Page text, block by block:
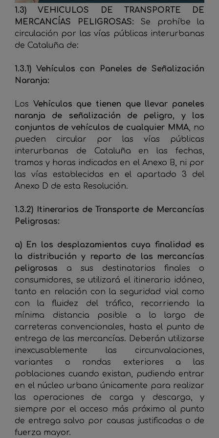
1.3) VEHICULOS DE TRANSPORTE DE
MERCANCÍAS PELIGROSAS: Se prohíbe la
circulación por las vías públicas interurbanas
de Cataluña de:
1.3.1) Vehículos con Paneles de Señalización
Naranja:
Los Vehículos que tienen que llevar paneles
naranja de señalización de peligro, y los
conjuntos de vehículos de cualquier MMA , no
pueden circular por las vías públicas
interurbanas de Cataluña en las fechas,
tramos y horas indicados en el Anexo B, ni por
las vías establecidas en el apartado 3 del
Anexo D de esta Resolución.
1.3.2) Itinerarios de Transporte de Mercancías
Peligrosas:
a) En los desplazamientos cuya finalidad es
la distribución y reparto de las mercancías
peligrosas a sus destinatarios finales o
consumidores, se utilizará el itinerario idóneo,
tanto en relación con la seguridad vial como
con la fluidez del tráfico, recorriendo la
mínima distancia posible a lo largo de
carreteras convencionales, hasta el punto de
entrega de las mercancías. Deberán utilizarse
inexcusablemente las circunvalaciones,
variantes o rondas exteriores a las
poblaciones cuando existan, pudiendo entrar
en el núcleo urbano únicamente para realizar
las operaciones de carga y descarga, y
siempre por el acceso más próximo al punto
de entrega salvo por causas justificadas o de
fuerza mayor.